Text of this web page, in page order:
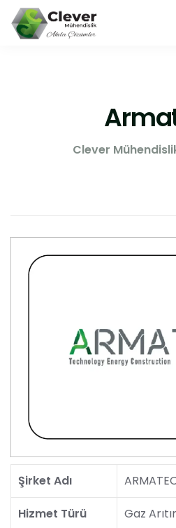
Clever
Şirket Adı
Hizmet Türü Gaz